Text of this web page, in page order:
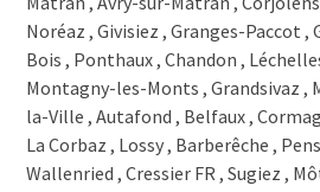
1687 Vuisternens-devant-Romont
1687 La Magne
1687 Estévenens
1686 La Neirigue
1686 Grangettes-près-Romont
1685 Villariaz
1684 Mézières FR